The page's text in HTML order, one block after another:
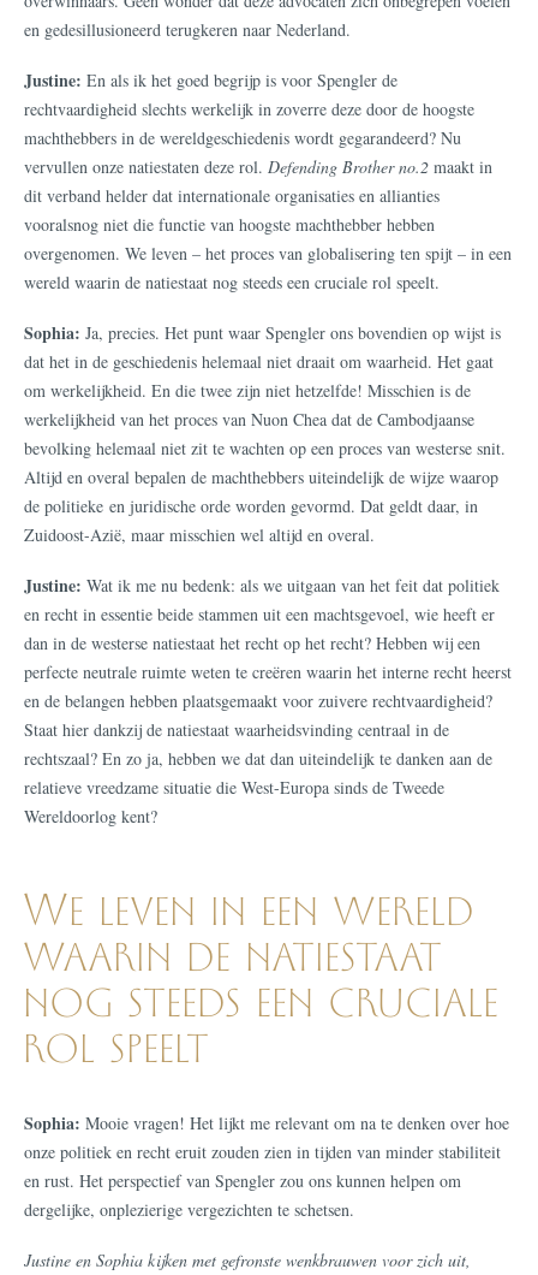
en gedesillusioneerd terugkeren naar Nederland.
Justine: En als ik het goed begrijp is voor Spengler de
rechtvaardigheid slechts werkelijk in zoverre deze door de hoogste
machthebbers in de wereldgeschiedenis wordt gegarandeerd? Nu
vervullen onze natiestaten deze rol. Defending Brother no.2 maakt in
dit verband helder dat internationale organisaties en allianties
vooralsnog niet die functie van hoogste machthebber hebben
overgenomen. We leven – het proces van globalisering ten spijt – in een
wereld waarin de natiestaat nog steeds een cruciale rol speelt.
Sophia: Ja, precies. Het punt waar Spengler ons bovendien op wijst is
dat het in de geschiedenis helemaal niet draait om waarheid. Het gaat
om werkelijkheid. En die twee zijn niet hetzelfde! Misschien is de
werkelijkheid van het proces van Nuon Chea dat de Cambodjaanse
bevolking helemaal niet zit te wachten op een proces van westerse snit.
Altijd en overal bepalen de machthebbers uiteindelijk de wijze waarop
de politieke en juridische orde worden gevormd. Dat geldt daar, in
Zuidoost-Azië, maar misschien wel altijd en overal.
Justine: Wat ik me nu bedenk: als we uitgaan van het feit dat politiek
en recht in essentie beide stammen uit een machtsgevoel, wie heeft er
dan in de westerse natiestaat het recht op het recht? Hebben wij een
perfecte neutrale ruimte weten te creëren waarin het interne recht heerst
en de belangen hebben plaatsgemaakt voor zuivere rechtvaardigheid?
Staat hier dankzij de natiestaat waarheidsvinding centraal in de
rechtszaal? En zo ja, hebben we dat dan uiteindelijk te danken aan de
relatieve vreedzame situatie die West-Europa sinds de Tweede
Wereldoorlog kent?
We leven in een wereld
waarin de natiestaat
nog steeds een cruciale
rol speelt
Sophia: Mooie vragen! Het lijkt me relevant om na te denken over hoe
onze politiek en recht eruit zouden zien in tijden van minder stabiliteit
en rust. Het perspectief van Spengler zou ons kunnen helpen om
dergelijke, onplezierige vergezichten te schetsen.
Justine en Sophia kijken met gefronste wenkbrauwen voor zich uit,